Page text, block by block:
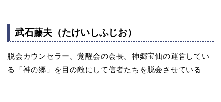
武石藤夫（たけいしふじお）
脱会カウンセラー。覚醒会の会長。神郷宝仙の運営してい
る「神の郷」を目の敵にして信者たちを脱会させている